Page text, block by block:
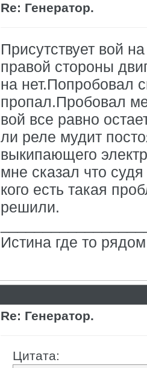
Re: Генератор.
Присутствует вой
правой стороны
на нет.Попробовал
пропал.Пробовал
вой все равно
ли реле мудит
выкипающего
мне сказал что
кого есть такая
решили.
Истина где то рядом
Re: Генератор.
Цитата: